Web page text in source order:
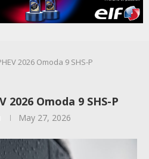
2026 Omoda 9 SHS-P
2026 Omoda 9 SHS-P
May 27, 2026